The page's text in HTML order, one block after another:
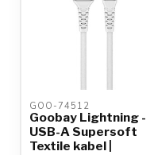
GOO-74512
Goobay Lightning -
USB-A Supersoft
Textile kabel |